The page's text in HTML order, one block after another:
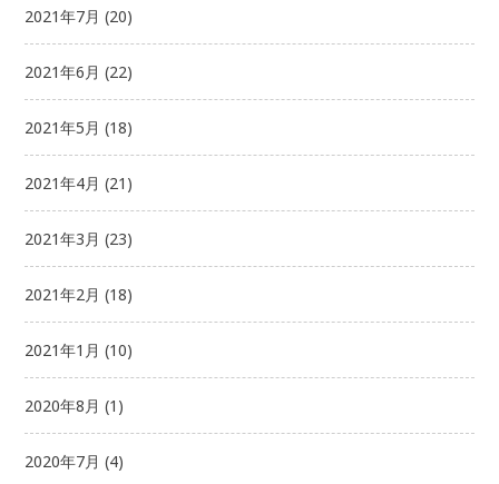
2021年7月 (20)
2021年6月 (22)
2021年5月 (18)
2021年4月 (21)
2021年3月 (23)
2021年2月 (18)
2021年1月 (10)
2020年8月 (1)
2020年7月 (4)